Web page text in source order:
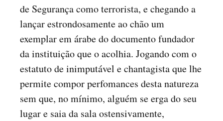
de Segurança como terrorista, e chegando a
lançar estrondosamente ao chão um
exemplar em árabe do documento fundador
da instituição que o acolhia. Jogando com o
estatuto de inimputável e chantagista que lhe
permite compor perfomances desta natureza
sem que, no mínimo, alguém se erga do seu
lugar e saia da sala ostensivamente,